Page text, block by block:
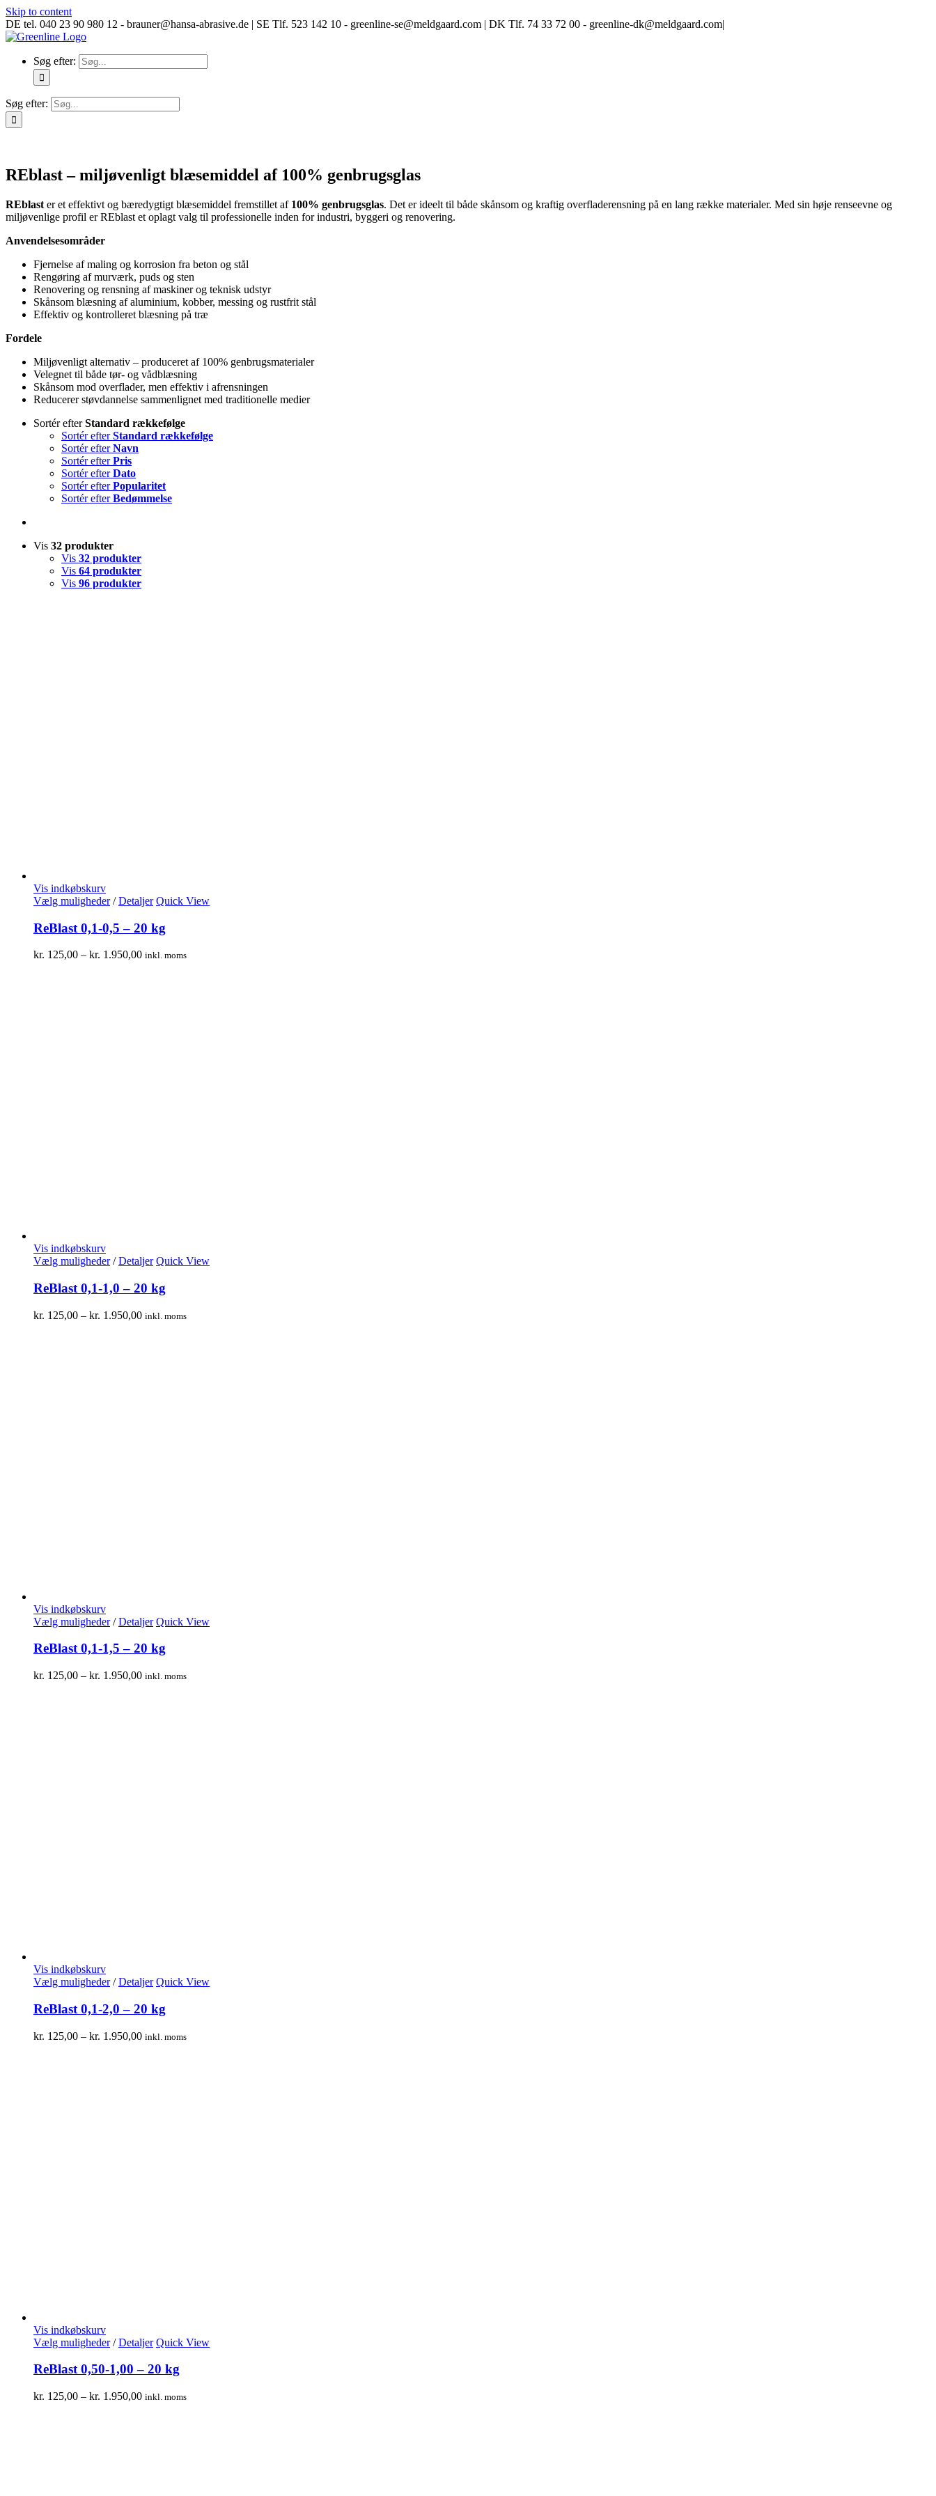
Skip to content
DE tel. 040 23 90 980 12 - brauner@hansa-abrasive.de | SE Tlf. 523 142 10 - greenline-se@meldgaard.com | DK Tlf. 74 33 72 00 - greenline-dk@meldgaard.com|
Søg efter:
Søg efter:
REblast – miljøvenligt blæsemiddel af 100% genbrugsglas
REblast er et effektivt og bæredygtigt blæsemiddel fremstillet af 100% genbrugsglas. Det er ideelt til både skånsom og kraftig overfladerensning på en lang række materialer. Med sin høje renseevne og
miljøvenlige profil er REblast et oplagt valg til professionelle inden for industri, byggeri og renovering.
Anvendelsesområder
Fjernelse af maling og korrosion fra beton og stål
Rengøring af murværk, puds og sten
Renovering og rensning af maskiner og teknisk udstyr
Skånsom blæsning af aluminium, kobber, messing og rustfrit stål
Effektiv og kontrolleret blæsning på træ
Fordele
Miljøvenligt alternativ – produceret af 100% genbrugsmaterialer
Velegnet til både tør- og vådblæsning
Skånsom mod overflader, men effektiv i afrensningen
Reducerer støvdannelse sammenlignet med traditionelle medier
Sortér efterStandard rækkefølge
Sortér efterStandard rækkefølge
Sortér efterNavn
Sortér efterPris
Sortér efterDato
Sortér efterPopularitet
Sortér efterBedømmelse
Vis 32 produkter
Vis 32 produkter
Vis 64 produkter
Vis 96 produkter
Vis indkøbskurv
Vælg muligheder/ Detaljer Quick View
ReBlast 0,1-0,5 – 20 kg
kr. 125,00 – kr. 1.950,00 inkl. moms
Vis indkøbskurv
Vælg muligheder/ Detaljer Quick View
ReBlast 0,1-1,0 – 20 kg
kr. 125,00 – kr. 1.950,00 inkl. moms
Vis indkøbskurv
Vælg muligheder/ Detaljer Quick View
ReBlast 0,1-1,5 – 20 kg
kr. 125,00 – kr. 1.950,00 inkl. moms
Vis indkøbskurv
Vælg muligheder/ Detaljer Quick View
ReBlast 0,1-2,0 – 20 kg
kr. 125,00 – kr. 1.950,00 inkl. moms
Vis indkøbskurv
Vælg muligheder/ Detaljer Quick View
ReBlast 0,50-1,00 – 20 kg
kr. 125,00 – kr. 1.950,00 inkl. moms